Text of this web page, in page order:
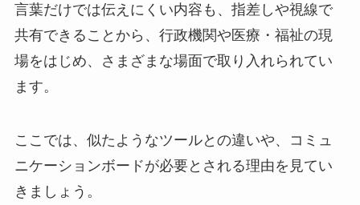
言葉だけでは伝えにくい内容も、指差しや視線で
共有できることから、行政機関や医療・福祉の現
場をはじめ、さまざまな場面で取り入れられてい
ます。
ここでは、似たようなツールとの違いや、コミュ
ニケーションボードが必要とされる理由を見てい
きましょう。